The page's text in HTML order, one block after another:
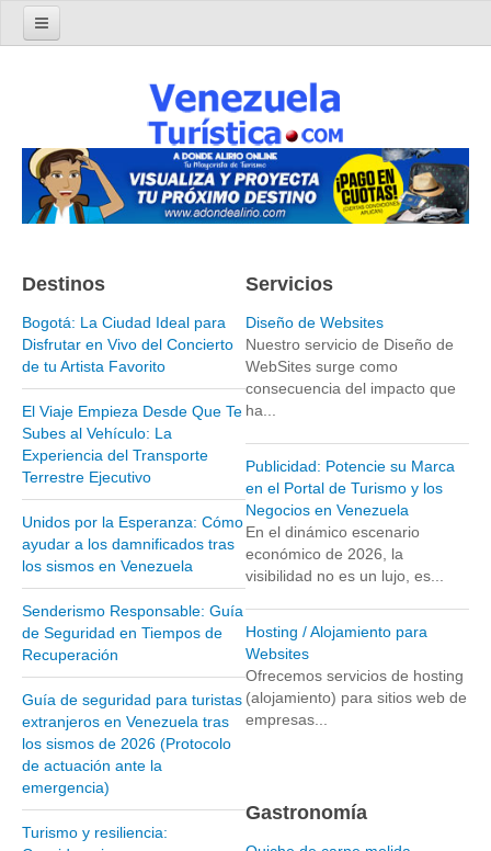
Turismo en Venezuela
Parques Nacionales de Venezuela
Parque Nacional Archipiélago Los Roques
Parque Nacional Canaima
Parque Nacional Henri Pittier y Choroní
Parque Nacional La Cueva del Guácharo
Parque Nacional Laguna de Tacarigua
Parque Nacional Los Médanos de Coro
Parque Nacional Mochima
Parque Nacional Morrocoy
Parque Nacional Península de Paria
Parque Nacional Sierra Nevada
Parque Nacional Cinaruco-Capanaparo
Parque Nacional Parima-Tapirapeco
Parque Nacional Jaua-Sarisariñama
Ecoturismo en Venezuela
Montañas y Llanos
Zona Costera Venezolana
Amazonas
Barlovento
Delta Amacuro
Destinos
Bogotá: La Ciudad Ideal para
Disfrutar en Vivo del Concierto
de tu Artista Favorito
El Viaje Empieza Desde Que Te
Subes al Vehículo: La
Experiencia del Transporte
Terrestre Ejecutivo
Unidos por la Esperanza: Cómo
ayudar a los damnificados tras
los sismos en Venezuela
Senderismo Responsable: Guía
de Seguridad en Tiempos de
Recuperación
Guía de seguridad para turistas
extranjeros en Venezuela tras
los sismos de 2026 (Protocolo
de actuación ante la
emergencia)
Turismo y resiliencia:
Servicios
Diseño de Websites
Nuestro servicio de Diseño de
WebSites surge como
consecuencia del impacto que
ha...
Publicidad: Potencie su Marca
en el Portal de Turismo y los
Negocios en Venezuela
En el dinámico escenario
económico de 2026, la
visibilidad no es un lujo, es...
Hosting / Alojamiento para
Websites
Ofrecemos servicios de hosting
(alojamiento) para sitios web de
empresas...
Gastronomía